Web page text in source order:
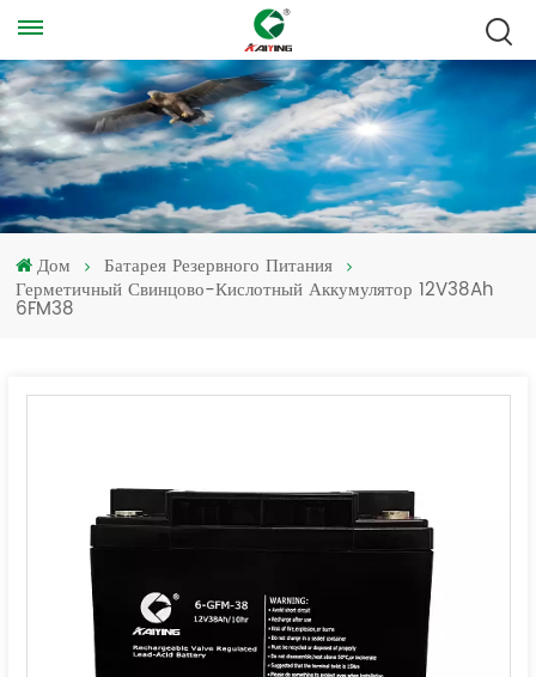
Дом
Батарея Резервного Питания
Герметичный Свинцово-Кислотный Аккумулятор 12V38Ah
6FM38